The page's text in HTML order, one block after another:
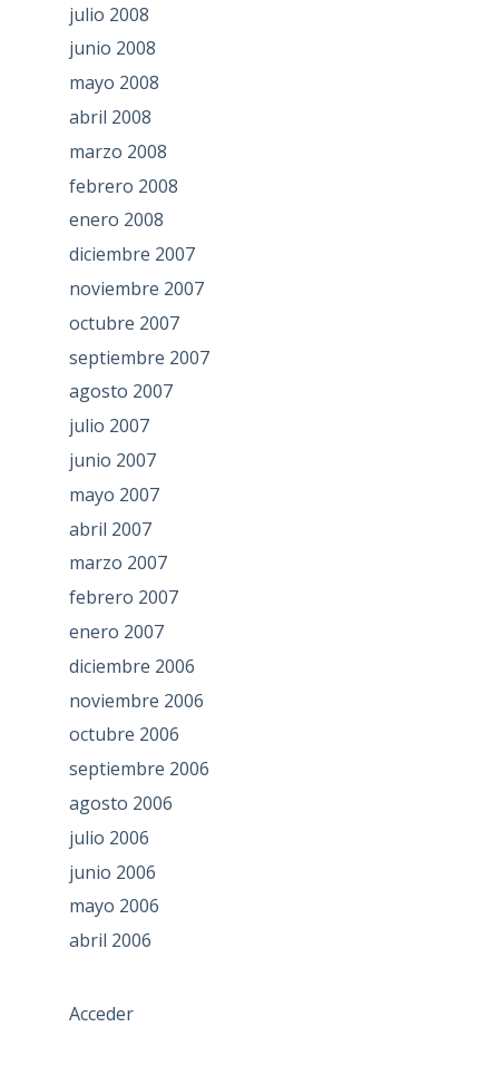
julio 2008
junio 2008
mayo 2008
abril 2008
marzo 2008
febrero 2008
enero 2008
diciembre 2007
noviembre 2007
octubre 2007
septiembre 2007
agosto 2007
julio 2007
junio 2007
mayo 2007
abril 2007
marzo 2007
febrero 2007
enero 2007
diciembre 2006
noviembre 2006
octubre 2006
septiembre 2006
agosto 2006
julio 2006
junio 2006
mayo 2006
abril 2006
Acceder